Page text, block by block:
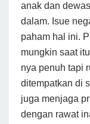
anak dan
dalam. Isue
paham hal ini.
mungkin saat
nya penuh tapi
ditempatkan di
juga menjaga
dengan rawat